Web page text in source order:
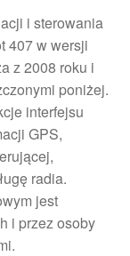
i sterowania
407 w wersji
z 2008 roku i
poniżej.
interfejsu
GPS,
radia.
jest
i przez osoby